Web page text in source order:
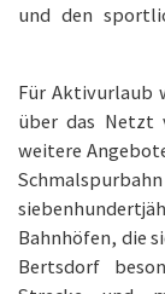
und den
Für Aktivurlaub
über das Netzt
weitere
Bahnhöfen, die
Bertsdorf